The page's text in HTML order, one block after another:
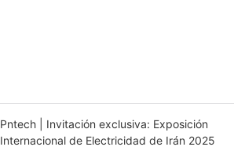
Pntech | Invitación exclusiva: Exposición
Internacional de Electricidad de Irán 2025